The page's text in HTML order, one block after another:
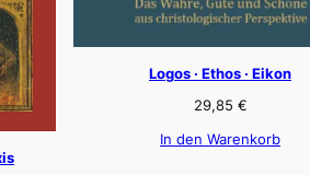
Logos · Ethos · Eikon
29,85 €
In den Warenkorb